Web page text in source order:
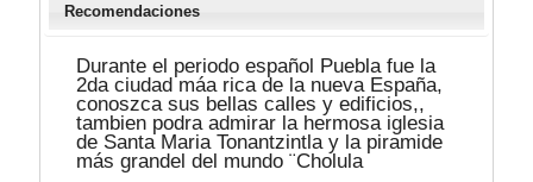
Recomendaciones
Durante el periodo español Puebla fue la
2da ciudad máa rica de la nueva España,
conoszca sus bellas calles y edificios,,
tambien podra admirar la hermosa iglesia
de Santa Maria Tonantzintla y la piramide
más grandel del mundo ¨Cholula